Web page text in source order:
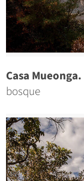
Casa Mueonga.
bosque